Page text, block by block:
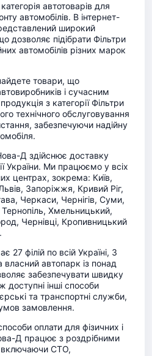
автотоварів для
автомобілів. В інтернет-
широкий
дозволяє підібрати Фільтри
автомобілів різних марок
товари, що
і сучасним
з категорії Фільтри
технічного обслуговування
забезпечуючи надійну
Д здійснює доставку
України. Ми працюємо у всіх
центрах, зокрема: Київ,
Запоріжжя, Кривий Ріг,
Черкаси, Чернігів, Суми,
Хмельницький,
Чернівці, Кропивницький
27 філій по всій Україні, 3
власний автопарк із понад
забезпечувати швидку
доступні інші способи
та транспортні служби,
замовлення.
оплати для фізичних і
Д працює з роздрібними
включаючи СТО,